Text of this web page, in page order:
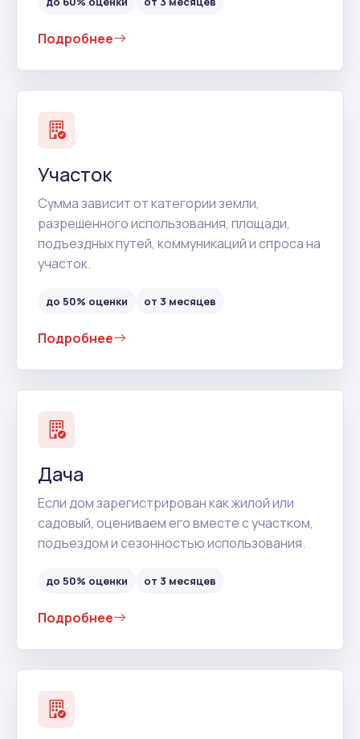
Подробнее
Участок
Сумма зависит от категории земли,
разрешенного использования, площади,
подъездных путей, коммуникаций и спроса на
участок.
до 50% оценки от 3 месяцев
Подробнее
Дача
Если дом зарегистрирован как жилой или
садовый, оцениваем его вместе с участком,
подъездом и сезонностью использования.
до 50% оценки от 3 месяцев
Подробнее